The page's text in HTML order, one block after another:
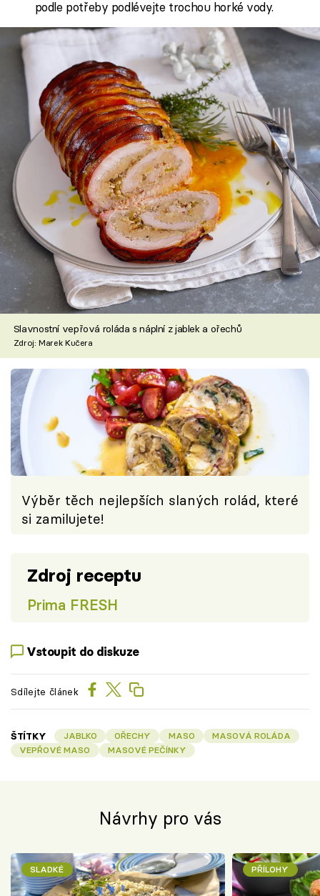
podle potřeby podlévejte trochou horké vody.
Slavnostní vepřová roláda s náplní z jablek a ořechů
Zdroj: Marek Kučera
Výběr těch nejlepších slaných rolád, které
si zamilujete!
Zdroj receptu
Prima FRESH
Vstoupit do diskuze
Sdílejte článek
ŠTÍTKY JABLKO OŘECHY MASO
MASOVÁ ROLÁDA
VEPŘOVÉ MASO
MASOVÉ PEČÍNKY
Návrhy pro vás
SLADKÉ PŘÍLOHY